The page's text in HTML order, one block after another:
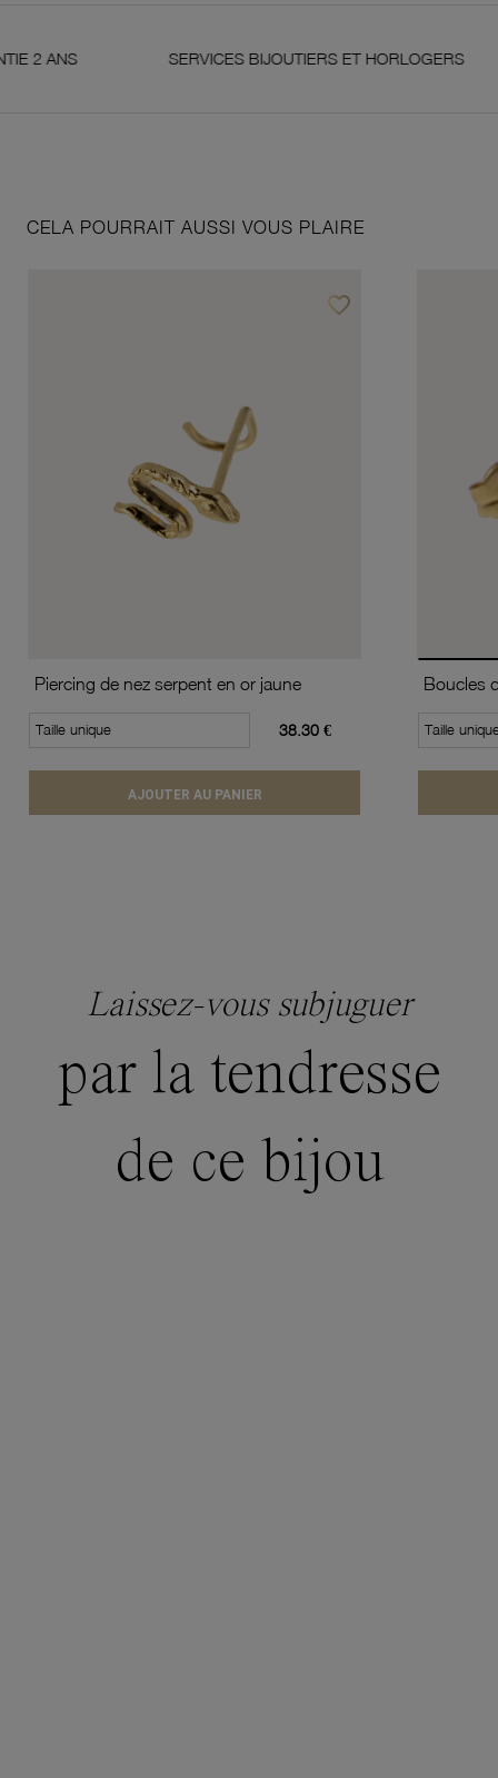
SERVICES BIJOUTIERS ET HORLOGERS
CELA POURRAIT AUSSI VOUS PLAIRE
favorite_borderAjouter à vos favoris
Piercing de nez serpent en or jaune
Taille unique 38.30 €
AJOUTER AU PANIER
Taille
Laissez-vous subjuguer
par la tendresse
de ce bijou